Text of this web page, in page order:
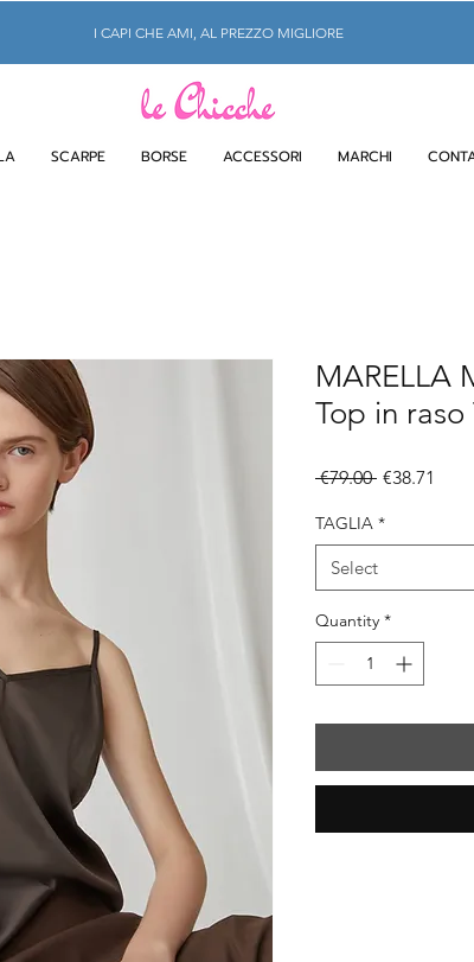
I CAPI CHE AMI, AL PREZZO MIGLIORE
SCARPE BORSE ACCESSORI MARCHI
MARELLA
Top in raso
€79.00 Regular
€38.71
TAGLIA *
Select
Quantity *